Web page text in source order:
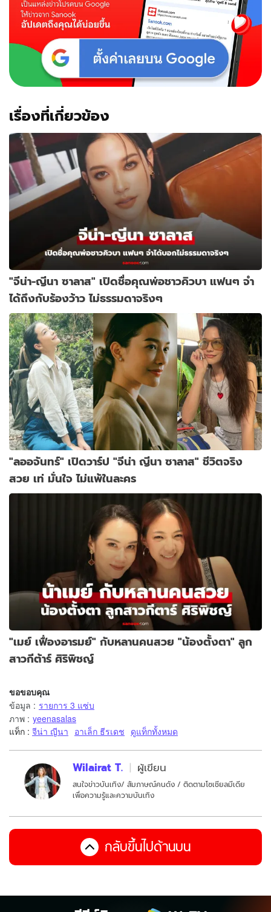
เกียรติ
แขก
เชิญ
อง
คน
แค่
พระเอก
เรื่องที่เกี่ยวข้อง
"จีน่า-ญีนา ซาลาส" เปิดชื่อคุณพ่อชาวคิวบา แฟนๆ จำ
ได้ถึงกับร้องว้าว ไม่ธรรมดาจริงๆ
"ลออจันทร์" เปิดวาร์ป "จีน่า ญีนา ซาลาส" ชีวิตจริง
สวย เท่ มั่นใจ ไม่แพ้ในละคร
"เมย์ เฟื่องอารมย์" กับหลานคนสวย "น้องตั้งตา" ลูก
สาวกีต้าร์ ศิริพิชญ์
ขอขอบคุณ
ข้อมูล : รายการ 3 แซ่บ
ภาพ : yeenasalas
แท็ก : จีน่า ญีนา อาเล็ก ธีรเดช ดูแท็กทั้งหมด
Wilairat T. ผู้เขียน
สนใจข่าวบันเทิง/ สัมภาษณ์คนดัง / ติดตามโซเชียลมีเดีย
เพื่อความรู้และความบันเทิง
กลับขึ้นไปด้านบน